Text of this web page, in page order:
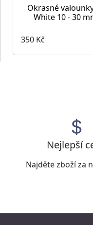
Okrasné
White 10 - 30
350 Kč
Nejlepší
Najděte zboží za